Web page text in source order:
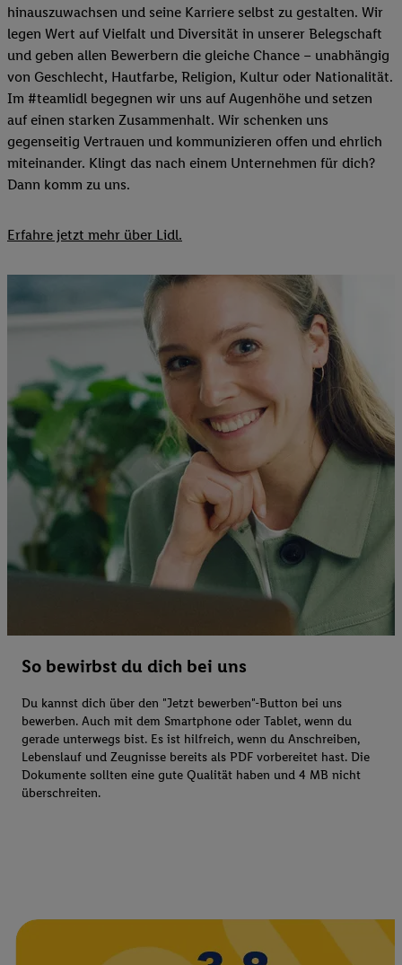
hinauszuwachsen und seine Karriere selbst zu gestalten. Wir
legen Wert auf Vielfalt und Diversität in unserer Belegschaft
und geben allen Bewerbern die gleiche Chance – unabhängig
von Geschlecht, Hautfarbe, Religion, Kultur oder Nationalität.
Im #teamlidl begegnen wir uns auf Augenhöhe und setzen
auf einen starken Zusammenhalt. Wir schenken uns
gegenseitig Vertrauen und kommunizieren offen und ehrlich
miteinander. Klingt das nach einem Unternehmen für dich?
Dann komm zu uns.​
Erfahre jetzt mehr über Lidl.
So bewirbst du dich bei uns
Du kannst dich über den "Jetzt bewerben"-Button bei uns
bewerben. Auch mit dem Smartphone oder Tablet, wenn du
gerade unterwegs bist. Es ist hilfreich, wenn du Anschreiben,
Lebenslauf und Zeugnisse bereits als PDF vorbereitet hast. Die
Dokumente sollten eine gute Qualität haben und 4 MB nicht
überschreiten.